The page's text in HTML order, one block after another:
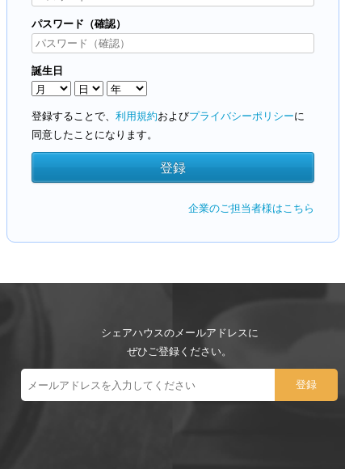
パスワード（確認）
誕生日
登録することで、 利用規約およびプライバシーポリシーに
同意したことになります。
企業のご担当者様はこちら
シェアハウスのメールアドレスに
ぜひご登録ください。